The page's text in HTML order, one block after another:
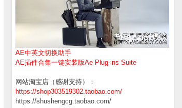
AE中英文切换助手
AE插件合集一键安装版Ae Plug-ins Suite
网站淘宝店（感谢支持）：
https://shop303519302.taobao.com/
https://shushengcg.taobao.com/